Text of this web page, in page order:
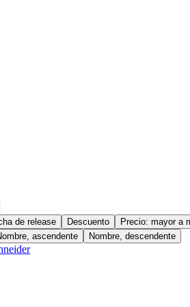
de release Descuento
Precio: mayor a
ascendente Nombre, descendente